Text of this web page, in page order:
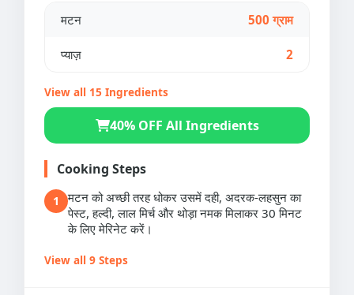
मटन 500 ग्राम
प्याज़ 2
View all 15 Ingredients
40% OFF All Ingredients
Cooking Steps
1
मटन को अच्छी तरह धोकर उसमें दही, अदरक-लहसुन का
पेस्ट, हल्दी, लाल मिर्च और थोड़ा नमक मिलाकर 30 मिनट
के लिए मेरिनेट करें।
View all 9 Steps